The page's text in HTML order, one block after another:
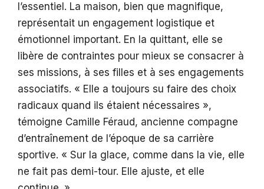
l’essentiel. La maison, bien que magnifique,
représentait un engagement logistique et
émotionnel important. En la quittant, elle se
libère de contraintes pour mieux se consacrer à
ses missions, à ses filles et à ses engagements
associatifs. « Elle a toujours su faire des choix
radicaux quand ils étaient nécessaires »,
témoigne Camille Féraud, ancienne compagne
d’entraînement de l’époque de sa carrière
sportive. « Sur la glace, comme dans la vie, elle
ne fait pas demi-tour. Elle ajuste, et elle